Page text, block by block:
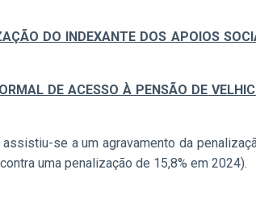
DO INDEXANTE DOS APOIOS
DE ACESSO À PENSÃO DE
assistiu-se a um agravamento da
uma penalização de 15,8% em 2024).